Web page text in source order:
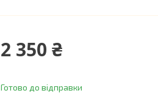
2 350 ₴
Готово до відправки